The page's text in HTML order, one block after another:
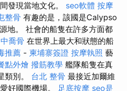
發現當地文化。 seo軟體 按摩
整骨 有趣的是，該國是Calypso
地。 社會的船隻在許多方面都
喬骨 在世界上最大和狀態的船
推薦 - 柬埔寨簽證 按摩執照 藝
點外燴 撥筋教學 艦隊船隻在真
類別。 台北 整骨 最接近加爾維
好國際機場。 足底按摩 seo是